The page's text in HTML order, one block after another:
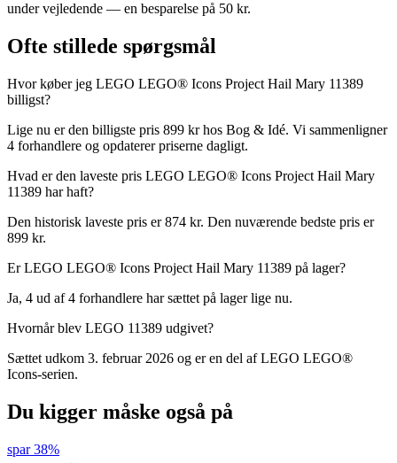
under vejledende — en besparelse på 50 kr.
Ofte stillede spørgsmål
Hvor køber jeg LEGO LEGO® Icons Project Hail Mary 11389
billigst?
Lige nu er den billigste pris 899 kr hos Bog & Idé. Vi sammenligner
4 forhandlere og opdaterer priserne dagligt.
Hvad er den laveste pris LEGO LEGO® Icons Project Hail Mary
11389 har haft?
Den historisk laveste pris er 874 kr. Den nuværende bedste pris er
899 kr.
Er LEGO LEGO® Icons Project Hail Mary 11389 på lager?
Ja, 4 ud af 4 forhandlere har sættet på lager lige nu.
Hvornår blev LEGO 11389 udgivet?
Sættet udkom 3. februar 2026 og er en del af LEGO LEGO®
Icons-serien.
Du kigger måske også på
spar 38%